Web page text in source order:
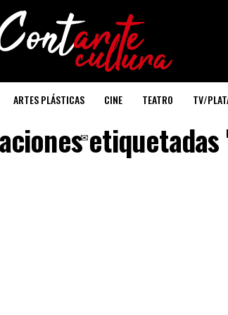
ARTES PLÁSTICAS CINE TEATRO TV/
✉